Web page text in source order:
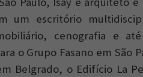
um escritório
cenografia e
o Grupo Fasano em São
Belgrado, o Edifício La